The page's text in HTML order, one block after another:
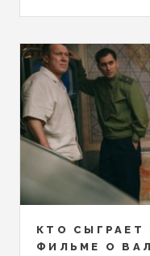
КТО СЫГРАЕТ
ФИЛЬМЕ О